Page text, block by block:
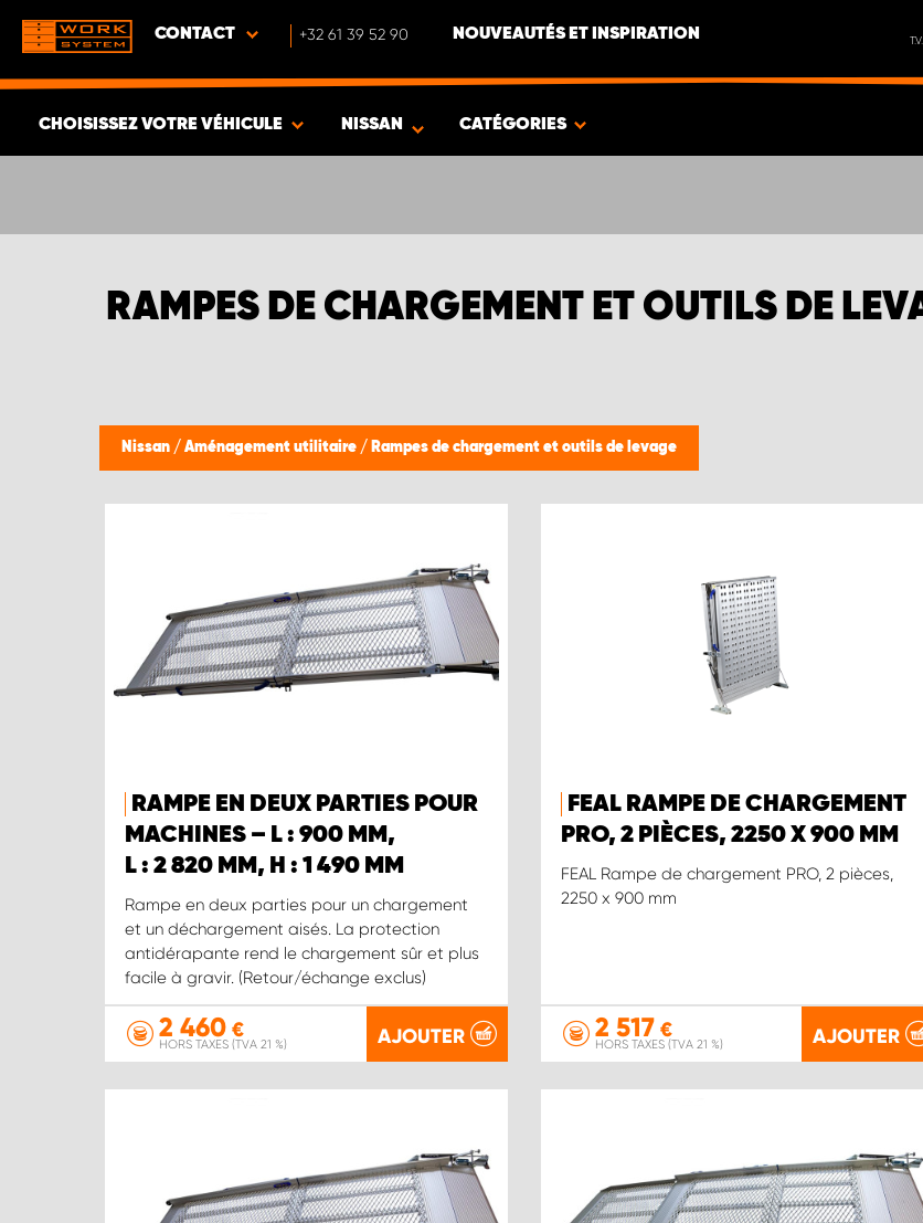
CONTACT +32 61 39 52 90 NOUVEAUTÉS ET INSPIRATION
CHOISISSEZ VOTRE VÉHICULE NISSAN CATÉGORIES
RAMPES DE CHARGEMENT ET OUTILS DE
Nissan / Aménagement utilitaire / Rampes de chargement et outils de levage
RAMPE EN DEUX PARTIES POUR
MACHINES – L : 900 MM,
L : 2 820 MM, H : 1 490 MM
Rampe en deux parties pour un chargement
et un déchargement aisés. La protection
antidérapante rend le chargement sûr et plus
facile à gravir. (Retour/échange exclus)
2 460 €
HORS TAXES (TVA 21 %) AJOUTER
FEAL RAMPE DE CHARGEMENT
PRO, 2 PIÈCES, 2250 X 900 MM
FEAL Rampe de chargement PRO, 2 pièces,
2250 x 900 mm
2 517€
HORS TAXES (TVA 21 %) AJOUTER